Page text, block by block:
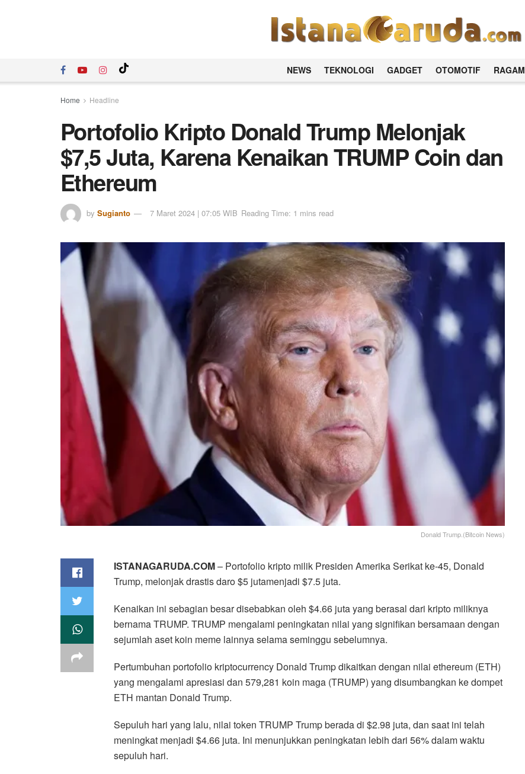
NEWS TEKNOLOGI GADGET OTOMOTIF RAGAM
Home Headline
Portofolio Kripto Donald Trump Melonjak
$7,5 Juta, Karena Kenaikan TRUMP Coin dan
Ethereum
by Sugianto 7 Maret 2024 | 07:05 WIB Reading Time: 1 mins read
Donald Trump.(Bitcoin News)
ISTANAGARUDA.COM– Portofolio kripto milik Presiden Amerika Serikat ke-45, Donald
Trump, melonjak drastis daro $5 jutamenjadi $7.5 juta.
Kenaikan ini sebagian besar disebabkan oleh $4.66 juta yang berasal dari kripto miliknya
bernama TRUMP. TRUMP mengalami peningkatan nilai yang signifikan bersamaan dengan
sejumlah aset koin meme lainnya selama seminggu sebelumnya.
Pertumbuhan portofolio kriptocurrency Donald Trump dikaitkan dengan nilai ethereum (ETH)
yang mengalami apresiasi dan 579,281 koin maga (TRUMP) yang disumbangkan ke dompet
ETH mantan Donald Trump.
Sepuluh hari yang lalu, nilai token TRUMP Trump berada di $2.98 juta, dan saat ini telah
meningkat menjadi $4.66 juta. Ini menunjukkan peningkatan lebih dari 56% dalam waktu
sepuluh hari.